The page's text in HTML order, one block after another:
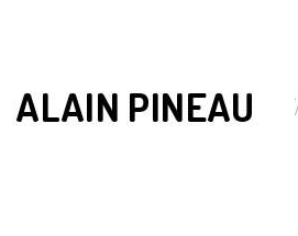
ALAIN PINEAU